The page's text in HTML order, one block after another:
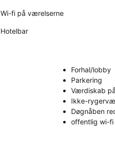
Wi-fi på værelserne
Hotelbar
Forhal/lobby
Parkering
Værdiskab
Ikke-
Døgnåben
offentlig wi-fi